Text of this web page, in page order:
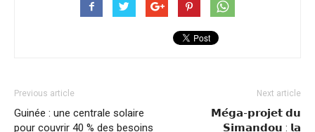
Previous article
Guinée : une centrale solaire
pour couvrir 40 % des besoins
Next article
𝗠𝗲́𝗴𝗮-𝗽𝗿𝗼𝗷𝗲𝘁 𝗱𝘂
𝗦𝗶𝗺𝗮𝗻𝗱𝗼𝘂 : 𝗹𝗮